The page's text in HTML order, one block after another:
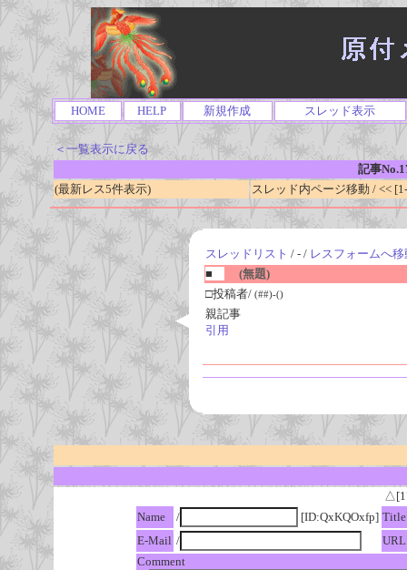
HOME HELP 新規作成 スレッド表示
＜一覧表示に戻る
記事
(最新レス5件表示)
スレッド内ページ移動 / <<
スレッドリスト / - / レスフォームへ移
■
(無題)
□投稿者/ (##)-()
親記事
引用
Name
/ [ID:QxKQOxfp] Title
E-Mail /
URL
Comment